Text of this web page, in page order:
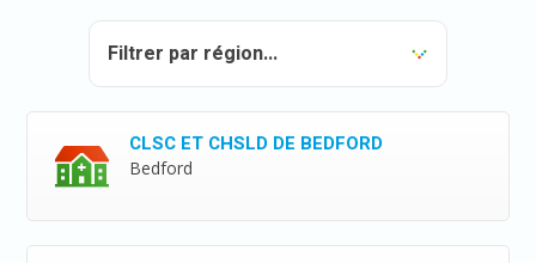
CLSC ET CHSLD DE BEDFORD
Bedford